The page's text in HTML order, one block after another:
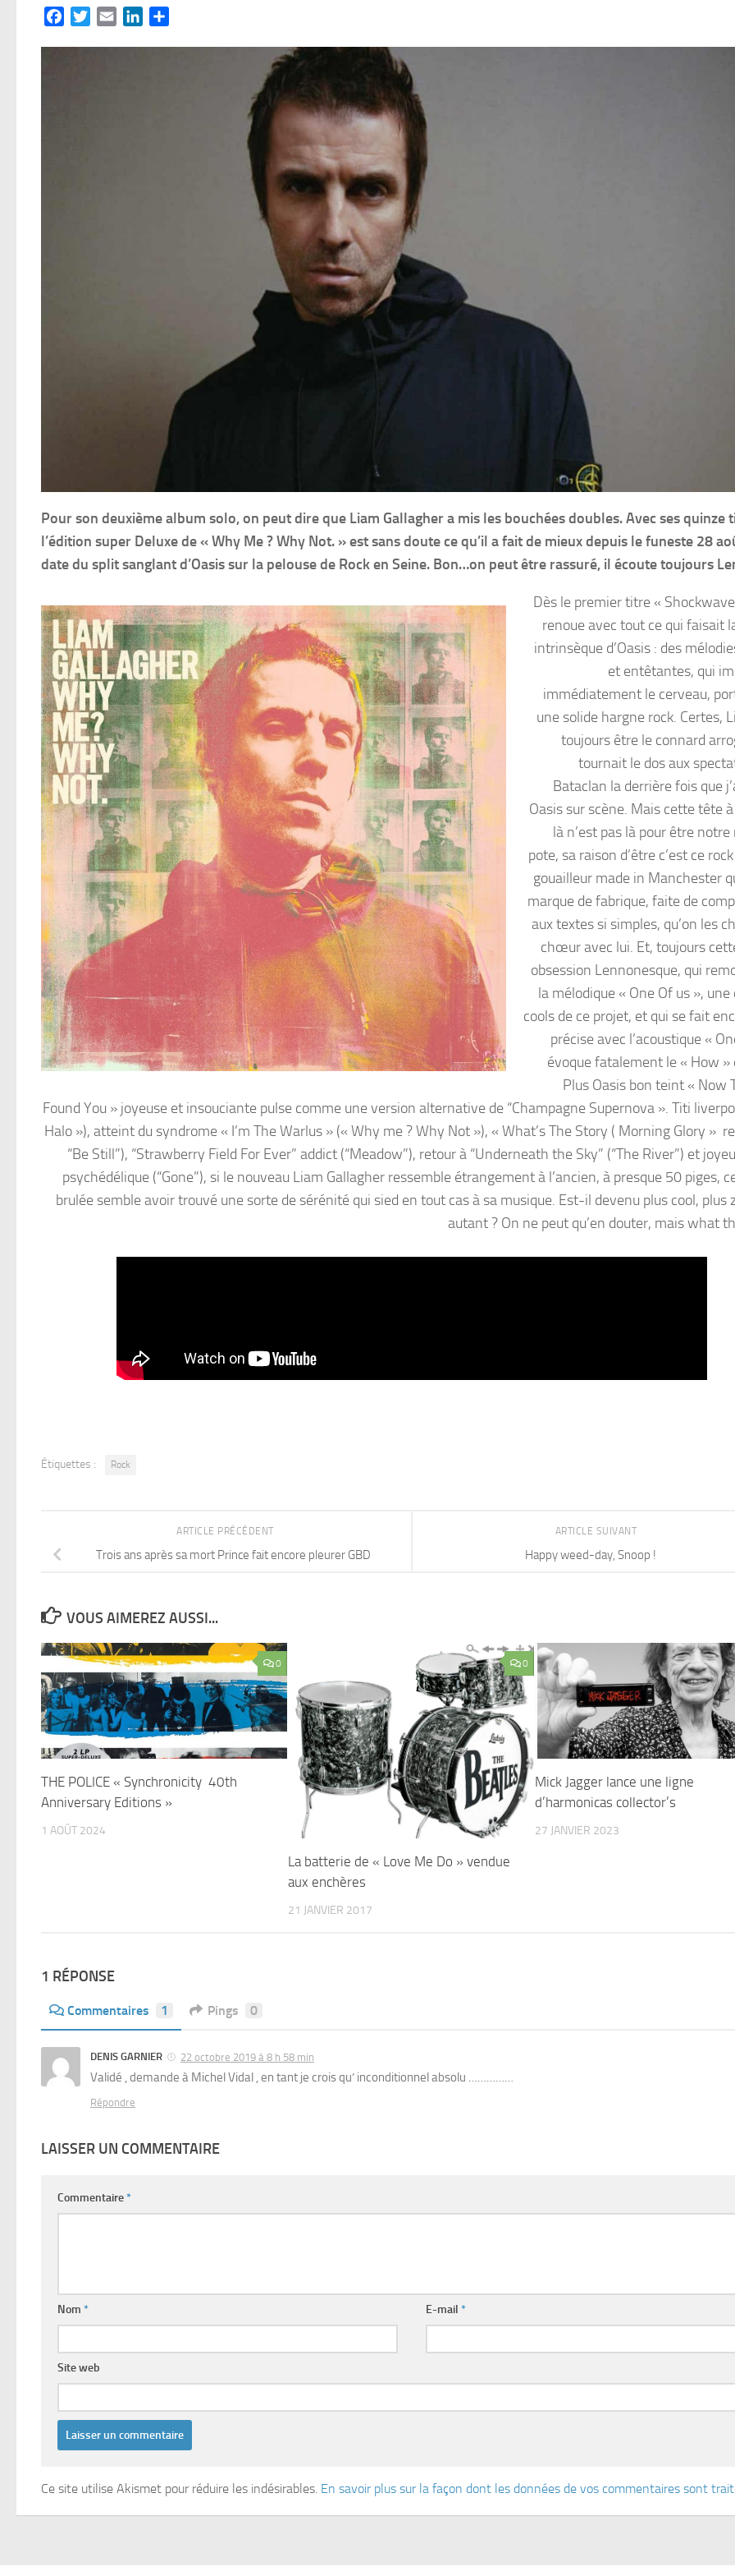
FacebookTwitterEmail LinkedIn
Pour son deuxième album solo, on peut dire que Liam Gallagher a mis les bouchées doubles. Avec ses quinze
l’édition super Deluxe de « Why Me ? Why Not. » est sans doute ce qu’il a fait de mieux depuis le funeste 28
date du split sanglant d’Oasis sur la pelouse de Rock en Seine. Bon…on peut être rassuré, il écoute toujours
Dès le premier titre «
renoue avec tout ce qui faisait
intrinsèque d’Oasis : des
et entêtantes, qui
immédiatement le cerveau,
une solide hargne rock. Certes,
toujours être le connard
tournait le dos aux
Bataclan la derrière fois que
Oasis sur scène. Mais cette tête
là n’est pas là pour être
pote, sa raison d’être c’est ce
gouailleur made in Manchester
marque de fabrique, faite de
aux textes si simples, qu’on les
chœur avec lui. Et, toujours
obsession Lennonesque, qui
la mélodique « One Of us », une
cools de ce projet, et qui se fait
précise avec l’acoustique «
évoque fatalement le « How »
Plus Oasis bon teint « Now
Found You » joyeuse et insouciante pulse comme une version alternative de “Champagne Supernova ». Titi
Halo »), atteint du syndrome « I’m The Warlus » (« Why me ? Why Not »), « What’s The Story ( Morning Glory »
“Be Still”), “Strawberry Field For Ever” addict (“Meadow”), retour à “Underneath the Sky” (“The River”) et
psychédélique (“Gone”), si le nouveau Liam Gallagher ressemble étrangement à l’ancien, à presque 50 piges,
brulée semble avoir trouvé une sorte de sérénité qui sied en tout cas à sa musique. Est-il devenu plus cool, plus
autant ? On ne peut qu’en douter, mais what
Étiquettes : Rock
ARTICLE SUIVANT
Happy weed-day, Snoop !
ARTICLE PRÉCÉDENT
Trois ans après sa mort Prince fait encore pleurer GBD
VOUS AIMEREZ AUSSI...
0
THE POLICE « Synchronicity 40th
Anniversary Editions »
1 AOÛT 2024
0
La batterie de « Love Me Do » vendue
aux enchères
21 JANVIER 2017
Mick Jagger lance une ligne
d’harmonicas collector’s
27 JANVIER 2023
1 RÉPONSE
Commentaires 1 Pings 0
DENIS GARNIER 22 octobre 2019 à 8 h 58 min
Validé , demande à Michel Vidal , en tant je crois qu’ inconditionnel absolu ……………
Répondre
LAISSER UN COMMENTAIRE
Commentaire*
Nom * E-mail*
Site web
Ce site utilise Akismet pour réduire les indésirables. En savoir plus sur la façon dont les données de vos commentaires sont